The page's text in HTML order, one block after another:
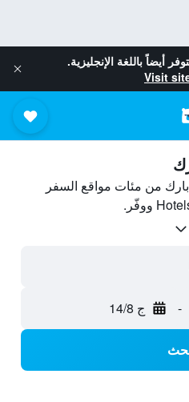
أيضاً باللغة الإنجليزية.
Visit
من مئات مواقع السفر
- ج 14/8